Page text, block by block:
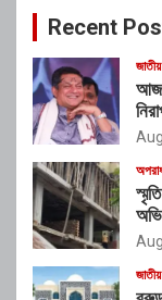
Recent
জাতীয়
আজ
জাতীয়